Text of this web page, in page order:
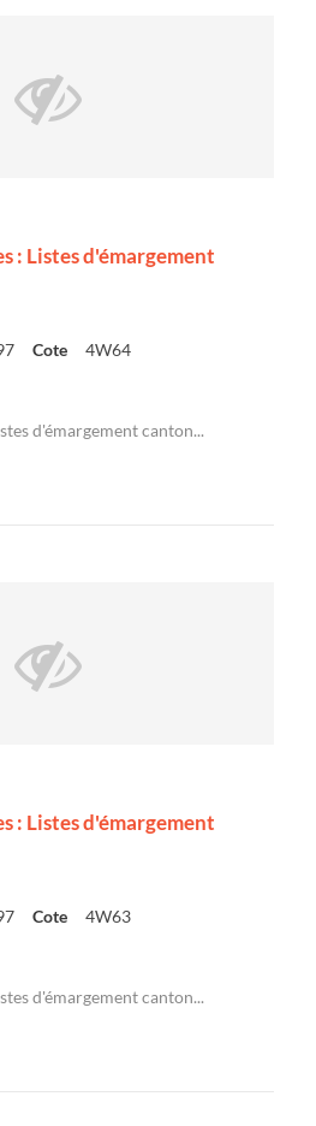
: Listes d'émargement
Cote 4W64
d'émargement canton...
: Listes d'émargement
Cote 4W63
d'émargement canton...